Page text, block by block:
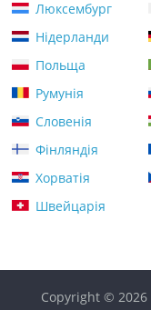
Люксембург
Нідерланди
Польща
Румунія
Словенія
Фінляндія
Хорватія
Швейцарія
Copyright © 2026